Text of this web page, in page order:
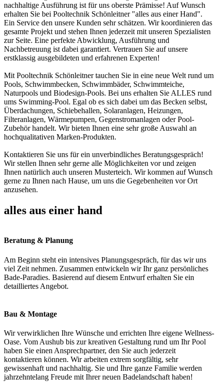
nachhaltige Ausführung ist für uns oberste Prämisse! Auf Wunsch
erhalten Sie bei Pooltechnik Schönleitner "alles aus einer Hand".
Ein Service den unsere Kunden sehr schätzen. Wir koordinieren das
gesamte Projekt und stehen Ihnen jederzeit mit unseren Spezialisten
zur Seite. Eine perfekte Abwicklung, Ausführung und
Nachbetreuung ist dabei garantiert. Vertrauen Sie auf unsere
erstklassig ausgebildeten und erfahrenen Experten!
Mit Pooltechnik Schönleitner tauchen Sie in eine neue Welt rund um
Pools, Schwimmbecken, Schwimmbäder, Schwimmteiche,
Naturpools und Biodesign-Pools. Bei uns erhalten Sie ALLES rund
ums Swimming-Pool. Egal ob es sich dabei um das Becken selbst,
Überdachungen, Schiebehallen, Solaranlagen, Heizungen,
Filteranlagen, Wärmepumpen, Gegenstromanlagen oder Pool-
Zubehör handelt. Wir bieten Ihnen eine sehr große Auswahl an
hochqualitativen Marken-Produkten.
Kontaktieren Sie uns für ein unverbindliches Beratungsgespräch!
Wir stellen Ihnen sehr gerne alle Möglichkeiten vor und zeigen
Ihnen natürlich auch unseren Musterteich. Wir kommen auf Wunsch
gerne zu Ihnen nach Hause, um uns die Gegebenheiten vor Ort
anzusehen.
alles aus einer hand
Beratung & Planung
Am Beginn steht ein intensives Planungsgespräch, für das wir uns
viel Zeit nehmen. Zusammen entwickeln wir Ihr ganz persönliches
Bade-Paradies. Basierend auf diesem Entwurf erhalten Sie ein
detailliertes Angebot.
Bau & Montage
Wir verwirklichen Ihre Wünsche und errichten Ihre eigene Wellness-
Oase. Vom Aushub bis zur kreativen Gestaltung rund um Ihr Pool
haben Sie einen Ansprechpartner, den Sie auch jederzeit
kontaktieren können. Wir arbeiten extrem sorgfältig, sehr
gewissenhaft und nachhaltig. Sie und Ihre ganze Familie werden
jahrzehntelang Freude mit Ihrer neuen Badelandschaft haben!